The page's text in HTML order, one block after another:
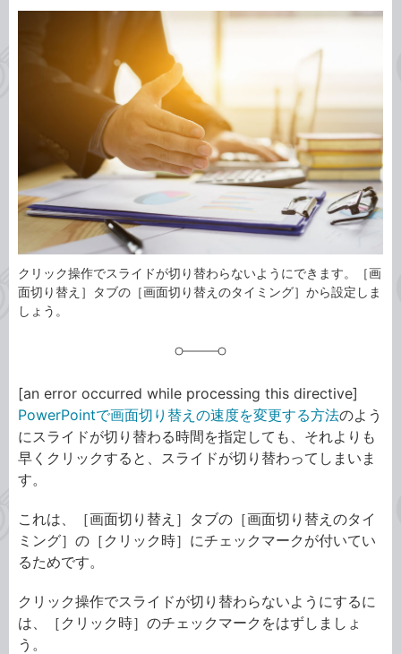
カ
ゴ
グ
クリック操作でスライドが切り替わらないようにできます。［画
面切り替え］タブの［画面切り替えのタイミング］から設定しま
しょう。
[an error occurred while processing this directive]
PowerPointで画面切り替えの速度を変更する方法のよう
にスライドが切り替わる時間を指定しても、それよりも
早くクリックすると、スライドが切り替わってしまいま
す。
これは、［画面切り替え］タブの［画面切り替えのタイ
ミング］の［クリック時］にチェックマークが付いてい
るためです。
クリック操作でスライドが切り替わらないようにするに
は、［クリック時］のチェックマークをはずしましょ
う。